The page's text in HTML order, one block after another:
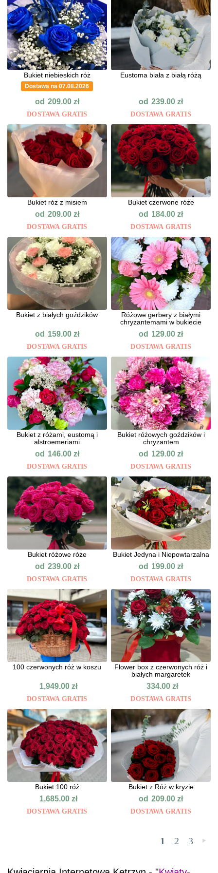
Bukiet niebieskich róż
Dostawa na 07.08.2026
od 209.00 zł
DOSTAWA GRATIS
Eustoma biała z białą różą
od 239.00zł
DOSTAWA GRATIS
Bukiet róz z misiem
od 209.00 zł
DOSTAWA GRATIS
Bukiet czerwone róże
od 184.00zł
DOSTAWA GRATIS
Bukiet z białych goździków
od 159.00 zł
DOSTAWA GRATIS
Różowe gerbery z białymi
chryzantemami w bukiecie
od 129.00zł
DOSTAWA GRATIS
Bukiet z różami, eustomą i
alstroemeriami
od 146.00 zł
DOSTAWA GRATIS
Bukiet różowych goździków i
chryzantem
od 129.00zł
DOSTAWA GRATIS
Bukiet różowe róże
od 239.00 zł
DOSTAWA GRATIS
Bukiet Jedyna i Niepowtarzalna
od 199.00zł
DOSTAWA GRATIS
100 czerwonych róż w koszu
1,949.00zł
DOSTAWA GRATIS
Flower box z czerwonych róż i
białych margaretek
334.00zł
DOSTAWA GRATIS
Bukiet 100 róż
1,685.00zł
DOSTAWA GRATIS
Bukiet z Róż w kryzie
od 209.00zł
DOSTAWA GRATIS
1 2 3 »